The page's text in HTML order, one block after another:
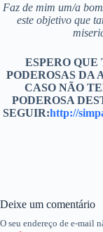
Faz de mim um/a
este objetivo que
ESPERO QUE
PODEROSAS DA
CASO NÃO
PODEROSA
SEGUIR:http://
Deixe um comentário
O seu endereço de e-mail